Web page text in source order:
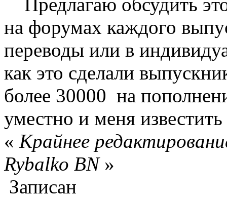
на форумах каждого
переводы или в
как это сделали
более 30000 на
уместно и меня
« Крайнее
Rybalko BN»
Записан